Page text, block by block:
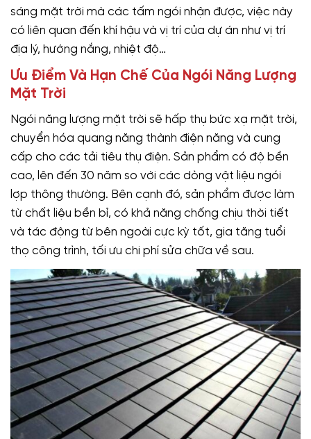
sáng mặt trời mà các tấm ngói nhận được, việc này
có liên quan đến khí hậu và vị trí của dự án như vị trí
địa lý, hướng nắng, nhiệt độ…
Ưu Điểm Và Hạn Chế Của Ngói Năng Lượng
Mặt Trời
Ngói năng lượng mặt trời sẽ hấp thụ bức xạ mặt trời,
chuyển hóa quang năng thành điện năng và cung
cấp cho các tải tiêu thụ điện. Sản phẩm có độ bền
cao, lên đến 30 năm so với các dòng vật liệu ngói
lợp thông thường. Bên cạnh đó, sản phẩm được làm
từ chất liệu bền bỉ, có khả năng chống chịu thời tiết
và tác động từ bên ngoài cực kỳ tốt, gia tăng tuổi
thọ công trình, tối ưu chi phí sửa chữa về sau.